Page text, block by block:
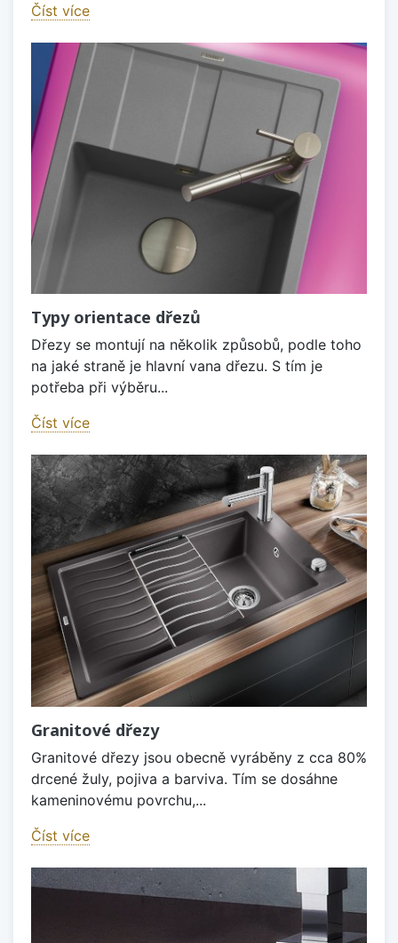
Číst více
Typy orientace dřezů
Dřezy se montují na několik způsobů, podle toho
na jaké straně je hlavní vana dřezu. S tím je
potřeba při výběru...
Číst více
Granitové dřezy
Granitové dřezy jsou obecně vyráběny z cca 80%
drcené žuly, pojiva a barviva. Tím se dosáhne
kameninovému povrchu,...
Číst více